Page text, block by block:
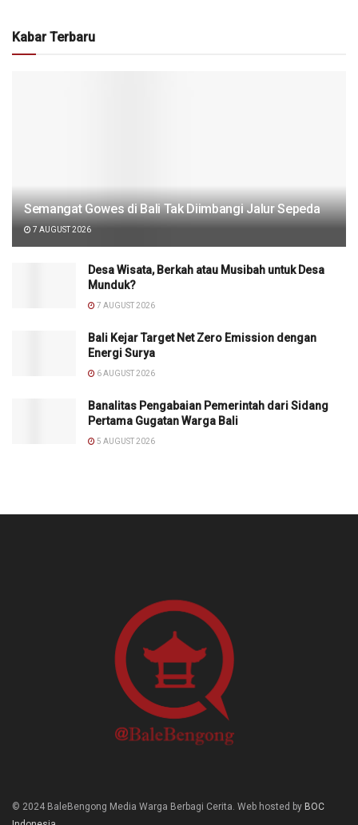
Kabar Terbaru
Semangat Gowes di Bali Tak Diimbangi Jalur Sepeda
7 AUGUST 2026
Desa Wisata, Berkah atau Musibah untuk Desa
Munduk?
7 AUGUST 2026
Bali Kejar Target Net Zero Emission dengan
Energi Surya
6 AUGUST 2026
Banalitas Pengabaian Pemerintah dari Sidang
Pertama Gugatan Warga Bali
5 AUGUST 2026
© 2024 BaleBengong Media Warga Berbagi Cerita. Web hosted by BOC